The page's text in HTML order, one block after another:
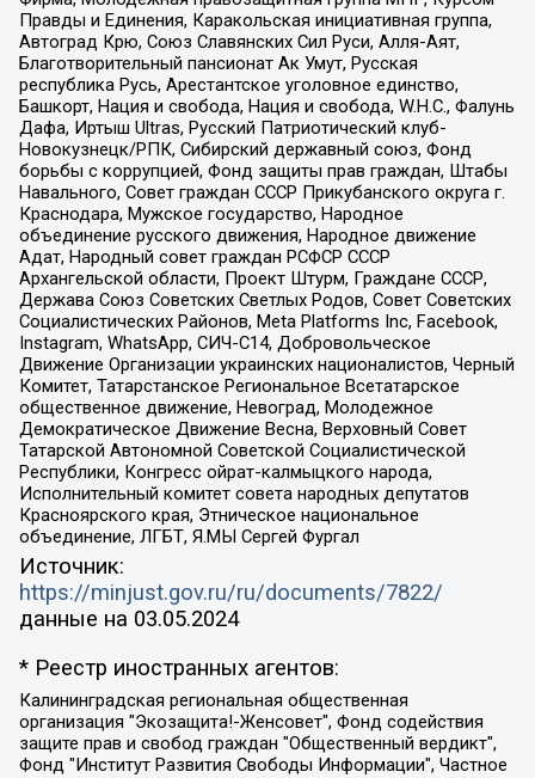
Правды и Единения, Каракольская инициативная группа,
Автоград Крю, Союз Славянских Сил Руси, Алля-Аят,
Благотворительный пансионат Ак Умут, Русская
республика Русь, Арестантское уголовное единство,
Башкорт, Нация и свобода, Нация и свобода, W.H.С., Фалунь
Дафа, Иртыш Ultras, Русский Патриотический клуб-
Новокузнецк/РПК, Сибирский державный союз, Фонд
борьбы с коррупцией, Фонд защиты прав граждан, Штабы
Навального, Совет граждан СССР Прикубанского округа г.
Краснодара, Мужское государство, Народное
объединение русского движения, Народное движение
Адат, Народный совет граждан РСФСР СССР
Архангельской области, Проект Штурм, Граждане СССР,
Держава Союз Советских Светлых Родов, Совет Советских
Социалистических Районов, Meta Platforms Inc, Facebook,
Instagram, WhatsApp, СИЧ-С14, Добровольческое
Движение Организации украинских националистов, Черный
Комитет, Татарстанское Региональное Всетатарское
общественное движение, Невоград, Молодежное
Демократическое Движение Весна, Верховный Совет
Татарской Автономной Советской Социалистической
Республики, Конгресс ойрат-калмыцкого народа,
Исполнительный комитет совета народных депутатов
Красноярского края, Этническое национальное
объединение, ЛГБТ, Я.МЫ Сергей Фургал
Источник:
https://minjust.gov.ru/ru/documents/7822/
данные на 03.05.2024
* Реестр иностранных агентов:
Калининградская региональная общественная организация "Экозащита!-Женсовет", Фонд содействия защите прав и свобод граждан "Общественный вердикт", Фонд "Институт Развития Свободы Информации", Частное учреждение "Информационное агентство МЕМО. РУ", Региональная общественная организация "Общественная комиссия по сохранению наследия академика Сахарова", Фонд поддержки свободы прессы, Санкт-Петербургская общественная правозащитная организация "Гражданский контроль", Межрегиональная общественная организация "Информационно-просветительский центр "Мемориал", Региональный Фонд "Центр Защиты Прав Средств Массовой Информации", с 05.12.2023 Фонд "Центр Защиты Прав Средств массовой информации", Региональная общественная благотворительная организация помощи беженцам и мигрантам "Гражданское содействие", Негосударственное образовательное учреждение дополнительного профессионального образования (повышение квалификации) специалистов "АКАДЕМИЯ ПО ПРАВАМ ЧЕЛОВЕКА", Свердловская региональная общественная организация "Сутяжник", Автономная некоммерческая организация "Центр независимых социологических исследований", Союз общественных объединений "Российский исследовательский центр по правам человека", Региональное общественное учреждение научно-информационный центр "МЕМОРИАЛ", Некоммерческая организация "Фонд защиты гласности", Автономная некоммерческая организация "Институт прав человека", Городская общественная организация "Екатеринбургское общество "МЕМОРИАЛ", Городская общественная организация "Рязанское историко-просветительское и правозащитное общество "Мемориал" (Рязанский Мемориал), Челябинский региональный орган общественной самодеятельности – женское общественное объединение "Женщины Евразии", Челябинский региональный орган общественной самодеятельности "Уральская правозащитная группа", Фонд содействия защите здоровья и социальной справедливости имени Андрея Рылькова, Автономная Некоммерческая Организация "Аналитический Центр Юрия Левады", Автономная некоммерческая организация социальной поддержки населения "Проект Апрель", Региональная общественная организация помощи женщинам и детям, находящимся в кризисной ситуации "Информационно-методический центр "Анна", Фонд содействия развитию массовых коммуникаций и правовому просвещению "Так-так-Так", Фонд содействия устойчивому развитию "Серебряная тайга", Свердловский региональный общественный фонд социальных проектов "Новое время", "Idel.Реалии", Кавказ.Реалии, Крым.Реалии, Телеканал Настоящее Время, Татаро-башкирская служба Радио Свобода (Azatliq Radiosi), Радио Свободная Европа/Радио Свобода (PCE/PC), "Сибирь.Реалии", "Фактограф", Благотворительный фонд помощи осужденным и их семьям, Автономная некоммерческая организация "Институт глобализации и социальных движений", Фонд "В защиту прав заключенных", Частное учреждение "Центр поддержки и содействия развитию средств массовой информации", Пензенский региональный общественный благотворительный фонд "Гражданский союз", "Север.Реалии", Некоммерческая организация Фонд "Правовая инициатива", Общество с ограниченной ответственностью "Радио Свободная Европа/Радио Свобода", Чешское информационное агентство "MEDIUM-ORIENT", Красноярская региональная общественная организация "Мы против СПИДа", Камалягин Денис Николаевич, Маркелов Сергей Евгеньевич, Пономарев Лев Александрович, Савицкая Людмила Алексеевна, Автономная некоммерческая организация "Центр по работе с проблемой насилия "НАСИЛИЮ.НЕТ", Межрегиональный профессиональный союз работников здравоохранения "Альянс врачей", Юридическое лицо, зарегистрированное в Латвийской Республике, SIA "Medusa Project" (регистрационный номер 40103797863, дата регистрации 10.06.2014), Некоммерческая организация "Фонд по борьбе с коррупцией", Автономная некоммерческая организация "Институт права и публичной политики", Баданин Роман Сергеевич, Гликин Максим Александрович, Железнова Мария Михайловна, Лукьянова Юлия Сергеевна, Маетная Елизавета Витальевна, Маняхин Петр Борисович, Чуракова Ольга Владимировна, Ярош Юлия Петровна, Юридическое лицо "The Insider SIA", зарегистрированное в Риге, Латвийская Республика (дата регистрации 26.06.2015), являющееся администратором доменного имени интернет-издания "The Insider SIA", https://theins.ru, Постернак Алексей Евгеньевич, Рубин Михаил Аркадьевич, Анин Роман Александрович, Юридическое лицо Istories fonds, зарегистрированное в Латвийской Республике (регистрационный номер 50008295751, дата регистрации 24.02.2020), Великовский Дмитрий Александрович, Долинина Ирина Николаевна, Мароховская Алеся Алексеевна, Шлейнов Роман Юрьевич, Шмагун Олеся Валентиновна, Общество с ограниченной ответственностью "Альтаир 2021", Общество с ограниченной ответственностью "Вега 2021", Общество с ограниченной ответственностью "Главный редактор 2021", Общество с ограниченной ответственностью "Ромашки монолит", Важенков Артем Валерьевич, Ивановская областная общественная организация "Центр гендерных исследований", Гурман Юрий Альбертович, Медиапроект "ОВД-Инфо", Егоров Владимир Владимирович, Жилинский Владимир Александрович, Общество с ограниченной ответственностью "ЗП", Иванова София Юрьевна, Карезина Инна Павловна, Кильтау Екатерина Викторовна, Петров Алексей Викторович, Пискунов Сергей Евгеньевич, Смирнов Сергей Сергеевич, Тихонов Михаил Сергеевич, Общество с ограниченной ответственностью "ЖУРНАЛИСТ-ИНОСТРАННЫЙ АГЕНТ", Арапова Галина Юрьевна, Вольтская Татьяна Анатольевна, Американская компания "Mason G.E.S. Anonymous Foundation" (США), являющаяся владельцем интернет-издания https://mnews.world/, Компания "Stichting Bellingcat", зарегистрированная в Нидерландах (дата регистрации 11.07.2018), Захаров Андрей Вячеславович, Клепиковская Екатерина Дмитриевна, Общество с ограниченной ответственностью "МЕМО", Перл Роман Александрович, Симонов Евгений Алексеевич, Соловьева Елена Анатольевна, Сотников Даниил Владимирович, Сурначева Елизавета Дмитриевна, Автономная некоммерческая организация по защите прав человека и информированию населения "Якутия – Наше Мнение", Общество с ограниченной ответственностью "Москоу диджитал медиа", с 26.01.2023 Общество с ограниченной ответственностью "Чайка Белые сады", Ветошкина Валерия Валерьевна, Заговора Максим Александрович, Межрегиональное общественное движение "Российская ЛГБТ - сеть", Оленичев Максим Владимирович, Павлов Иван Юрьевич, Скворцова Елена Сергеевна, Общество с ограниченной ответственностью "Как бы инагент", Кочетков Игорь Викторович, Общество с ограниченной ответственностью "Честные выборы", Еланчик Олег Александрович, Общество с ограниченной ответственностью "Нобелевский призыв", Гималова Регина Эмилевна, Григорьев Андрей Валерьевич, Григорьева Алина Александровна, Ассоциация по содействию защите прав призывников, альтернативнослужащих и военнослужащих "Правозащитная группа "Гражданин.Армия.Право", Хисамова Регина Фаритовна, Автономная некоммерческая организация по реализации социально-правовых программ "Лилит", Дальневосточное общественное движение "Маяк", Санкт-Петербургская ЛГБТ-инициативная группа "Выход", Инициативная группа ЛГБТ+ "Реверс", Алексеев Андрей Викторович, Бекбулатова Таисия Львовна, Беляев Иван Михайлович, Владыкина Елена Сергеевна, Гельман Марат Александрович, Никульшина Вероника Юрьевна, Толоконникова Надежда Андреевна, Шендерович Виктор Анатольевич, Общество с ограниченной ответственностью "Данное сообщение", Общество с ограниченной ответственностью Издательский дом "Новая глава", Айнбиндер Александра Александровна, Московский комьюнити-центр для ЛГБТ+инициатив, Благотворительный фонд развития филантропии, Deutsche Welle (Германия, Kurt-Schumacher-Strasse 3, 53113 Bonn), Борзунова Мария Михайловна, Воробьев Виктор Викторович, Голубева Анна Львовна, Константинова Алла Михайловна, Малкова Ирина Владимировна, Мурадов Мурад Абдулгалимович, Осетинская Елизавета Николаевна, Понасенков Евгений Николаевич, Ганапольский Матвей Юрьевич, Киселев Евгений Алексеевич, Борухович Ирина Григорьевна, Дремин Иван Тимофеевич, Дубровский Дмитрий Викторович, Красноярская региональная общественная организация поддержки и развития альтернативных образовательных технологий и межкультурных коммуникаций "ИНТЕРРА", Маяковская Екатерина Алексеевна, Фейгин Марк Захарович, Филимонов Андрей Викторович, Дзугкоева Регина Николаевна, Доброхотов Роман Александрович, Дудь Юрий Александрович, Елкин Сергей Владимирович, Кругликов Кирилл Игоревич, Сабунаева Мария Леонидовна, Семенов Алексей Владимирович, Шаинян Карен Багратович, Шульман Екатерина Михайловна, Асафьев Артур Валерьевич, Вахштайн Виктор Семенович, Венедиктов Алексей Алексеевич, Лушникова Екатерина Евгеньевна, Волков Леонид Михайлович, Невзоров Александр Глебович, Пархоменко Сергей Борисович, Сироткин Ярослав Николаевич, Кара-Мурза Владимир Владимирович, Баранова Наталья Владимировна, Гозман Леонид Яковлевич, Кагарлицкий Борис Юльевич, Климарев Михаил Валерьевич, Милов Владимир Станиславович, Автономная некоммерческая организация Краснодарский центр современного искусства "Типография", Моргенштерн Алишер Тагирович, Соболь Любовь Эдуардовна, Общество с ограниченной ответственностью "ЛИЗА НОРМ", Каспаров Гарри Кимович, Ходорковский Михаил Борисович, Общество с ограниченной ответственностью "Апрельские тезисы", Данилович Ирина Брониславовна, Кашин Олег Владимирович, Петров Николай Владимирович, Пивоваров Алексей Владимирович, Соколов Михаил Владимирович, Цветкова Юлия Владимировна, Чичваркин Евгений Александрович, Комитет против пыток/Команда против пыток, Общество с ограниченной ответственностью "Первый научный", Общество с ограниченной ответственностью "Вертолет и ко", Белоцерковская Вероника Борисовна, Кац Максим Евгеньевич, Лазарева Татьяна Юрьевна, Шаведдинов Руслан Табризович, Яшин Илья Валерьевич, Общество с ограниченной ответственностью "Иноагент ААВ", Алешковский Дмитрий Петрович, Альбац Евгения Марковна, Быков Дмитрий Львович, Галямина Юлия Евгеньевна, Лойко Сергей Леонидович, Мартынов Кирилл Константинович, Медведев Сергей Александрович, Крашенинников Федор Геннадиевич, Гордеева Катерина Вл